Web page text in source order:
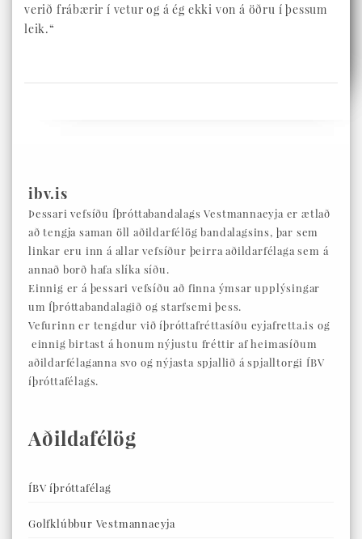
verið frábærir í vetur og á ég ekki von á öðru í þessum
leik.“
ibv.is
Þessari vefsíðu Íþróttabandalags Vestmannaeyja er ætlað
að tengja saman öll aðildarfélög bandalagsins, þar sem
linkar eru inn á allar vefsíður þeirra aðildarfélaga sem á
annað borð hafa slíka síðu.
Einnig er á þessari vefsíðu að finna ýmsar upplýsingar
um Íþróttabandalagið og starfsemi þess.
Vefurinn er tengdur við íþróttafréttasíðu eyjafretta.is og
einnig birtast á honum nýjustu fréttir af heimasíðum
aðildarfélaganna svo og nýjasta spjallið á spjalltorgi ÍBV
íþróttafélags.
Aðildafélög
ÍBV íþróttafélag
Golfklúbbur Vestmannaeyja